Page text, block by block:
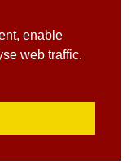
enable
web traffic.